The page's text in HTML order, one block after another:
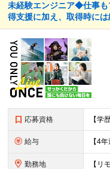
未経験エンジニア◆仕事も
得支援に加え、取得時に
応募資格
給与
勤務地